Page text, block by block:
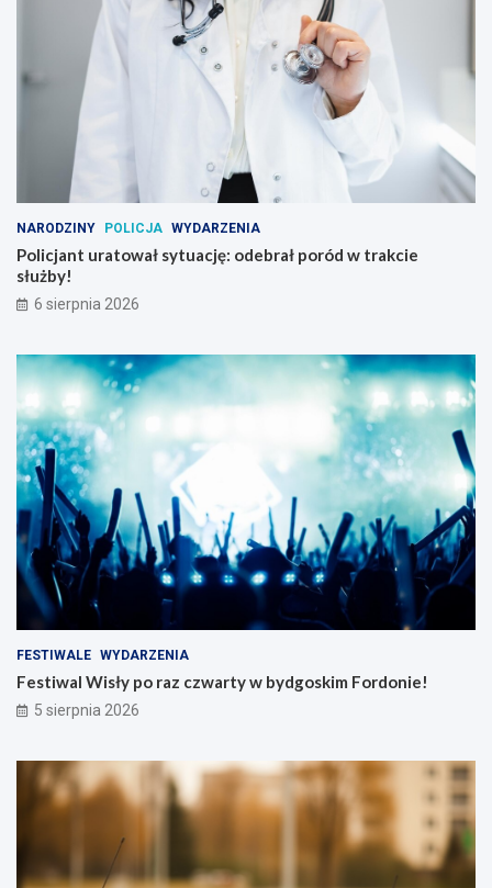
NARODZINY POLICJA WYDARZENIA
Policjant uratował sytuację: odebrał poród w trakcie
służby!
6 sierpnia 2026
FESTIWALE WYDARZENIA
Festiwal Wisły po raz czwarty w bydgoskim Fordonie!
5 sierpnia 2026